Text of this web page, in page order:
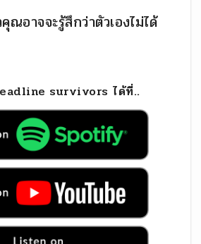
อาจจะรู้สึกว่าตัวเองไม่ได้
survivors ได้ที่..